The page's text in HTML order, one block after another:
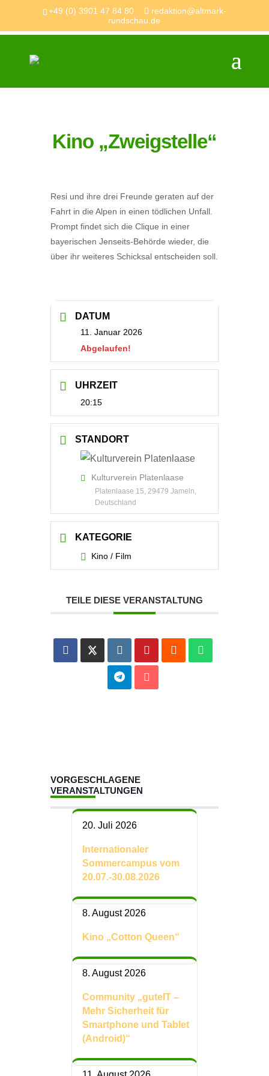
+49 (0) 3901 47 84 80
redaktion@altmark-
rundschau.de
Kino „Zweigstelle“
Resi und ihre drei Freunde geraten auf der
Fahrt in die Alpen in einen tödlichen Unfall.
Prompt findet sich die Clique in einer
bayerischen Jenseits-Behörde wieder, die
über ihr weiteres Schicksal entscheiden soll.
DATUM
11. Januar 2026
Abgelaufen!
UHRZEIT
20:15
STANDORT
Kulturverein Platenlaase
Platenlaase 15, 29479 Jameln,
Deutschland
KATEGORIE
Kino / Film
TEILE DIESE VERANSTALTUNG
VORGESCHLAGENE
VERANSTALTUNGEN
20. Juli 2026
Internationaler
Sommercampus vom
20.07.-30.08.2026
8. August 2026
Kino „Cotton Queen“
8. August 2026
Community „guteIT –
Mehr Sicherheit für
Smartphone und Tablet
(Android)“